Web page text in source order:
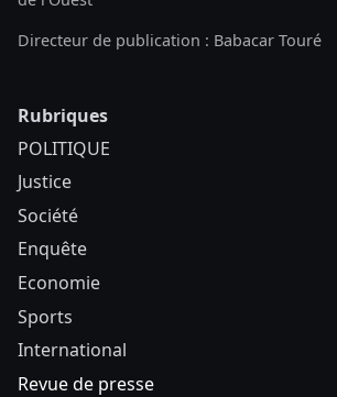
Directeur de publication : Babacar Touré
Rubriques
POLITIQUE
Justice
Société
Enquête
Economie
Sports
International
Revue de presse